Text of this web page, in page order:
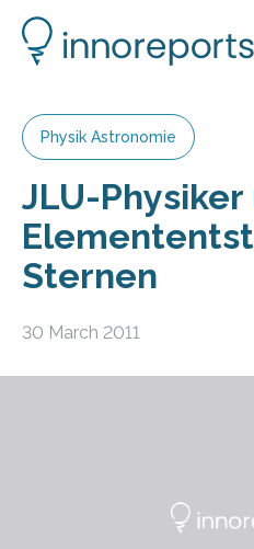
Physik Astronomie
JLU-
Sternen
30 March 2011